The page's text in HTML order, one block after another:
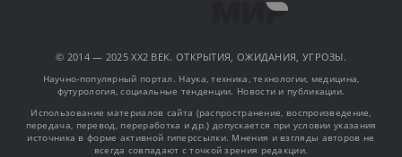
© 2014 — 2025 XX2 ВЕК. ОТКРЫТИЯ, ОЖИДАНИЯ, УГРОЗЫ.
Научно-популярный портал. Наука, техника, технологии, медицина,
футурология, социальные тенденции. Новости и публикации.
Использование материалов сайта (распространение, воспроизведение,
передача, перевод, переработка и др.) допускается при условии указания
источника в форме активной гиперссылки. Мнения и взгляды авторов не
всегда совпадают с точкой зрения редакции.